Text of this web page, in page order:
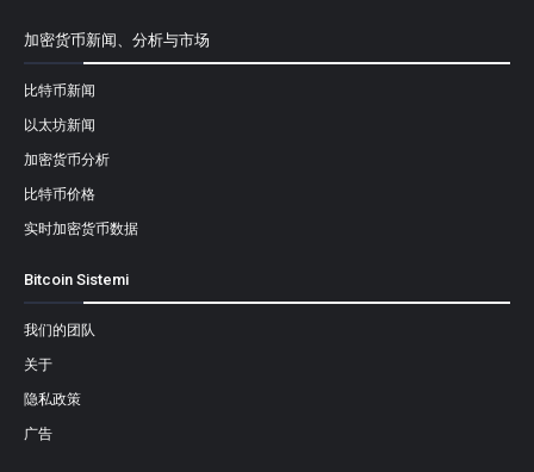
加密货币新闻、分析与市场
比特币新闻
以太坊新闻
加密货币分析
比特币价格
实时加密货币数据
Bitcoin Sistemi
我们的团队
关于
隐私政策
广告